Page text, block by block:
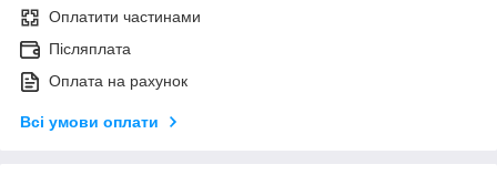
Оплатити частинами
Післяплата
Оплата на рахунок
Всі умови оплати